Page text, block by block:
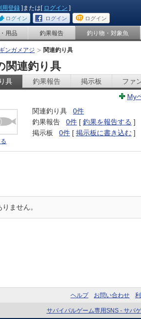
用登録 ]または[ ログイン ]
ログイン ログイン ログイン
用品 釣果報告 釣り物・対象魚
ギンガメアジ 関連釣り具
関連釣り具
具 釣果報告 掲示板
ファ
My
関連釣り具
0件
釣果報告
0件 [ 釣果を報告する ]
掲示板
0件 [ 掲示板に書き込む ]
ません。
ヘルプ お問い合わせ
サバイバルゲーム専用SNS - サバ